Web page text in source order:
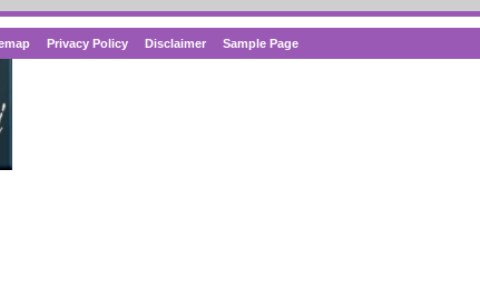
Privacy Policy Disclaimer Sample Page